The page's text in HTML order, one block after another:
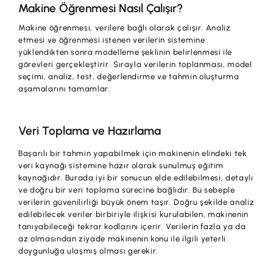
Makine Öğrenmesi Nasıl Çalışır?
Makine öğrenmesi, verilere bağlı olarak çalışır. Analiz
etmesi ve öğrenmesi istenen verilerin sistemine
yüklendikten sonra modelleme şeklinin belirlenmesi ile
görevleri gerçekleştirir. Sırayla verilerin toplanması, model
seçimi, analiz, test, değerlendirme ve tahmin oluşturma
aşamalarını tamamlar.
Veri Toplama ve Hazırlama
Başarılı bir tahmin yapabilmek için makinenin elindeki tek
veri kaynağı sistemine hazır olarak sunulmuş eğitim
kaynağıdır. Burada iyi bir sonucun elde edilebilmesi, detaylı
ve doğru bir veri toplama sürecine bağlıdır. Bu sebeple
verilerin güvenilirliği büyük önem taşır. Doğru şekilde analiz
edilebilecek veriler birbiriyle ilişkisi kurulabilen, makinenin
tanıyabileceği tekrar kodlarını içerir. Verilerin fazla ya da
az olmasından ziyade makinenin konu ile ilgili yeterli
doygunluğa ulaşmış olması gerekir.